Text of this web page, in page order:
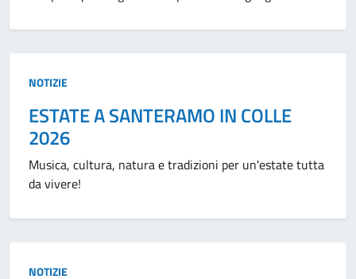
Tipo:
NOTIZIE
ESTATE A SANTERAMO IN COLLE
2026
Musica, cultura, natura e tradizioni per un'estate tutta
da vivere!
Tipo:
NOTIZIE